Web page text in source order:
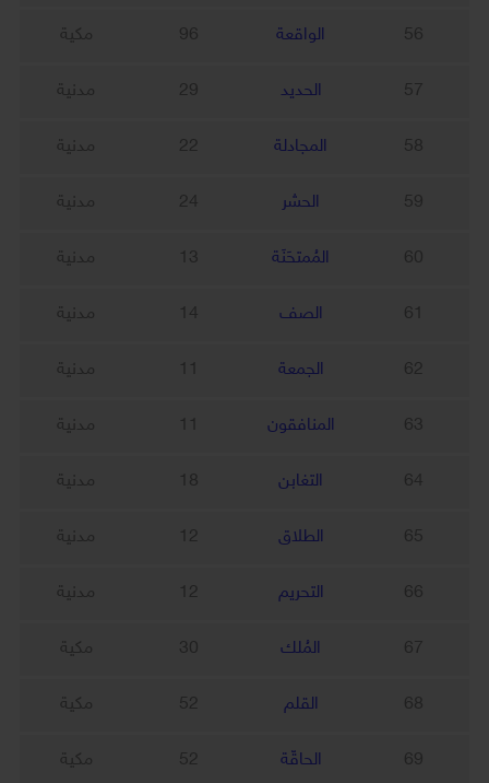
56 الواقعة 96 مكية
57 الحديد 29 مدنية
58 المجادلة 22 مدنية
59 الحشر 24 مدنية
60 المُمتحَنَة 13 مدنية
61 الصف 14 مدنية
62 الجمعة 11 مدنية
63 المنافقون 11 مدنية
64 التغابن 18 مدنية
65 الطلاق 12 مدنية
66 التحريم 12 مدنية
67 المُلك 30 مكية
68 القلم 52 مكية
69 الحاقّة 52 مكية